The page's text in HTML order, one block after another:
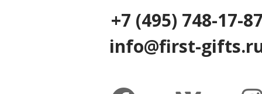
+7 (495) 748-17-
info@first-